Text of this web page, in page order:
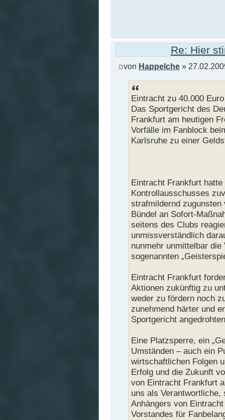
Re: Hier
von Happelche »
Eintracht zu 40.000
Das Sportgericht des
Frankfurt am heutigen
Vorfälle im Fanblock
Karlsruhe zu einer
Eintracht Frankfurt
Kontrollausschusses
strafmildernd
Bündel an Sofort-
seitens des Clubs
unmissverständlich
nunmehr unmittelbar
sogenannten
Eintracht Frankfurt
Aktionen zukünftig zu
weder zu fördern noch
zunehmend härter und
Sportgericht
Eine Platzsperre, ein
Umständen – auch ein
wirtschaftlichen Folgen
Erfolg und die Zukunft
von Eintracht Frankfurt
uns als Verantwortliche,
Anhängers von
Vorstandes für